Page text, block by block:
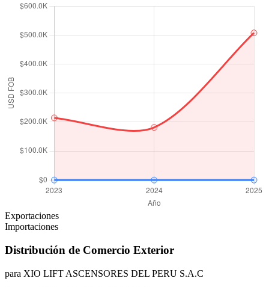
Exportaciones
Importaciones
Distribución de Comercio Exterior
para XIO LIFT ASCENSORES DEL PERU S.A.C